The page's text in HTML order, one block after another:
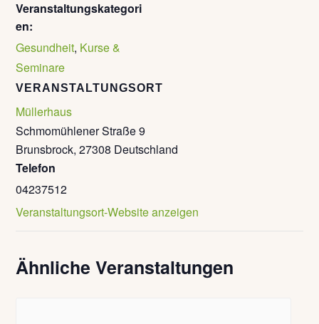
Veranstaltungskategori
en:
Gesundheit, Kurse &
Seminare
VERANSTALTUNGSORT
Müllerhaus
Schmomühlener Straße 9
Brunsbrock, 27308 Deutschland
Telefon
04237512
Veranstaltungsort-Website anzeigen
Ähnliche Veranstaltungen